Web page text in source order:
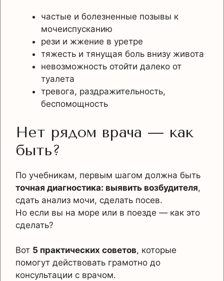
частые и болезненные позывы к
мочеиспусканию
рези и жжение в уретре
тяжесть и тянущая боль внизу живота
невозможность отойти далеко от
туалета
тревога, раздражительность,
беспомощность
Нет рядом врача — как
быть?
По учебникам, первым шагом должна быть
точная диагностика: выявить возбудителя,
сдать анализ мочи, сделать посев.
Но если вы на море или в поезде — как это
сделать?
Вот 5 практических советов, которые
помогут действовать грамотно до
консультации с врачом.